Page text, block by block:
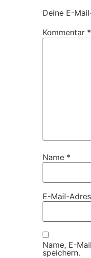
Deine E-
Kommentar *
Name *
E-Mail-
Name, E-
speichern.